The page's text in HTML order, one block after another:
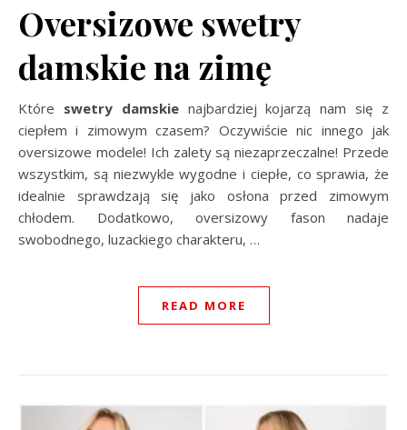
Oversizowe swetry
damskie na zimę
Które swetry damskienajbardziej kojarzą nam się z
ciepłem i zimowym czasem? Oczywiście nic innego jak
oversizowe modele! Ich zalety są niezaprzeczalne! Przede
wszystkim, są niezwykle wygodne i ciepłe, co sprawia, że
idealnie sprawdzają się jako osłona przed zimowym
chłodem. Dodatkowo, oversizowy fason nadaje
swobodnego, luzackiego charakteru, …
READ MORE